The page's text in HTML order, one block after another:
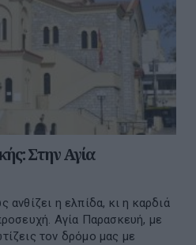
Στην Αγία
η ελπίδα, κι η καρδιά
Αγία Παρασκευή, με
τον δρόμο μας με